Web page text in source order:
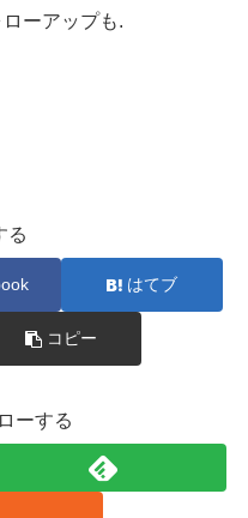
ーアップも.
る
はてブ
コピー
ーする